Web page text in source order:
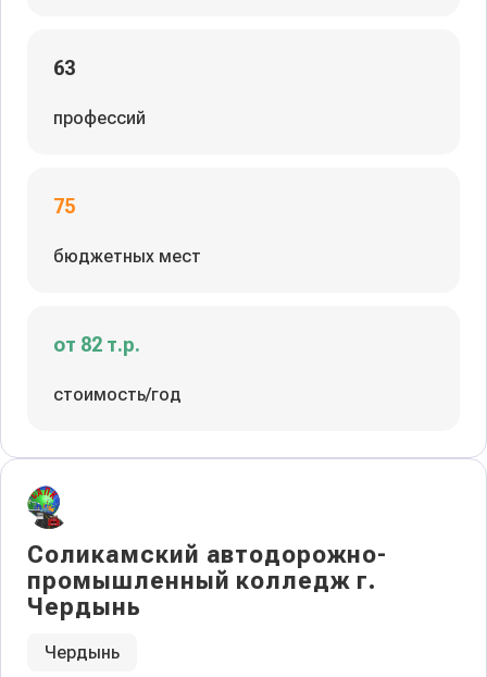
63
профессий
75
бюджетных мест
от 82 т.р.
стоимость/год
Соликамский автодорожно-
промышленный колледж г.
Чердынь
Чердынь